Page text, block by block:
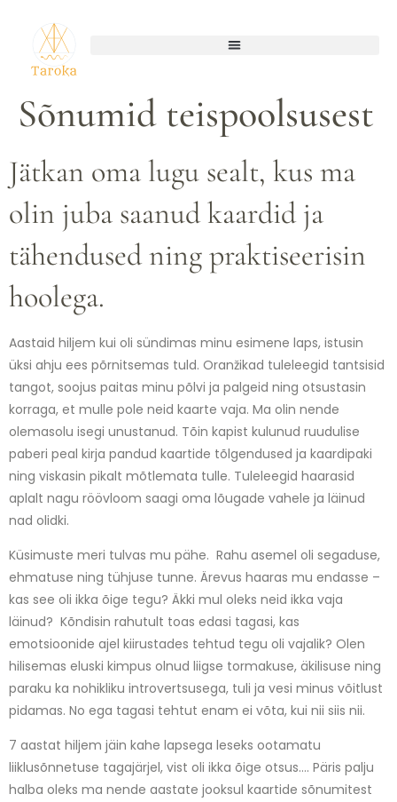
Sõnumid teispoolsusest
Jätkan oma lugu sealt, kus ma
olin juba saanud kaardid ja
tähendused ning praktiseerisin
hoolega.
Aastaid hiljem kui oli sündimas minu esimene laps, istusin
üksi ahju ees põrnitsemas tuld. Oranžikad tuleleegid tantsisid
tangot, soojus paitas minu põlvi ja palgeid ning otsustasin
korraga, et mulle pole neid kaarte vaja. Ma olin nende
olemasolu isegi unustanud. Tõin kapist kulunud ruudulise
paberi peal kirja pandud kaartide tõlgendused ja kaardipaki
ning viskasin pikalt mõtlemata tulle. Tuleleegid haarasid
aplalt nagu röövloom saagi oma lõugade vahele ja läinud
nad olidki.
Küsimuste meri tulvas mu pähe. Rahu asemel oli segaduse,
ehmatuse ning tühjuse tunne. Ärevus haaras mu endasse –
kas see oli ikka õige tegu? Äkki mul oleks neid ikka vaja
läinud? Kõndisin rahutult toas edasi tagasi, kas
emotsioonide ajel kiirustades tehtud tegu oli vajalik? Olen
hilisemas eluski kimpus olnud liigse tormakuse, äkilisuse ning
paraku ka nohikliku introvertsusega, tuli ja vesi minus võitlust
pidamas. No ega tagasi tehtut enam ei võta, kui nii siis nii.
7 aastat hiljem jäin kahe lapsega leseks ootamatu
liiklusõnnetuse tagajärjel, vist oli ikka õige otsus…. Päris palju
halba oleks ma nende aastate jooksul kaartide sõnumitest